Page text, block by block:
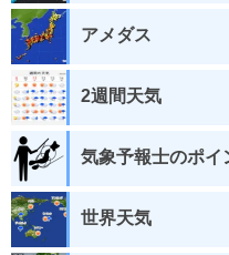
アメダス
2週間天気
気象予報士のポイ
世界天気